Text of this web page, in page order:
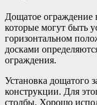
Дощатое ограждение
которые могут быть
горизонтальном
досками
ограждения.
Установка дощатого
конструкции. Для
столбы. Хорошо